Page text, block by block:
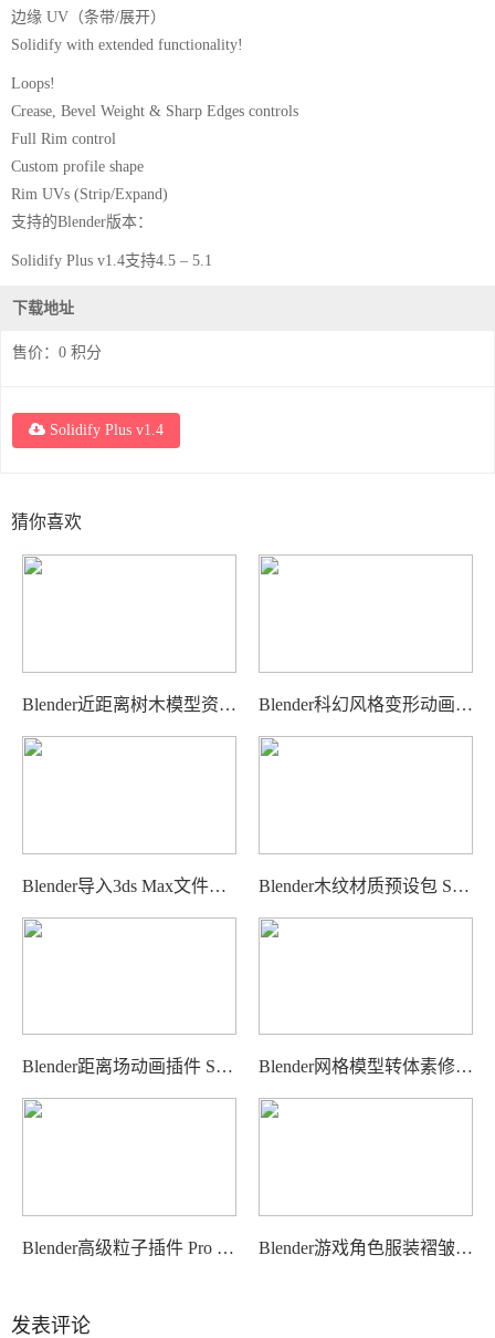
边缘 UV（条带/展开）
Solidify with extended functionality!
Loops!
Crease, Bevel Weight & Sharp Edges controls
Full Rim control
Custom profile shape
Rim UVs (Strip/Expand)
支持的Blender版本：
Solidify Plus v1.4支持4.5 – 5.1
下载地址
售价： 0 积分
Solidify Plus v1.4
猜你喜欢
Blender近距离树木模型资产 Smart Blender科幻风格变形动画插件 Tran
Blender导入3ds Max文件插件 Impor Blender木纹材质预设包 Sanctus Wo
Blender距离场动画插件 Sdf.R – G Blender网格模型转体素修改器 Blen
Blender高级粒子插件 Pro Particle Blender游戏角色服装褶皱雕刻制作
发表评论